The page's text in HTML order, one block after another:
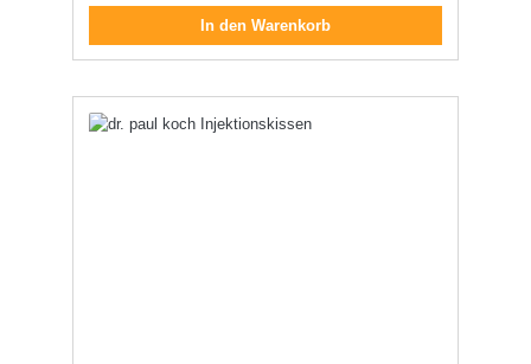
In den Warenkorb